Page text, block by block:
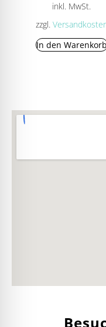
inkl. MwSt.
zzgl.
In den